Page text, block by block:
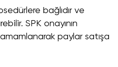
bağlıdır ve
SPK onayının
paylar satışa